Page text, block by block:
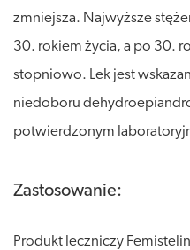
zmniejsza. Najwyższe
30. rokiem życia, a po 30.
stopniowo. Lek jest
niedoboru
potwierdzonym
Zastosowanie:
Produkt leczniczy